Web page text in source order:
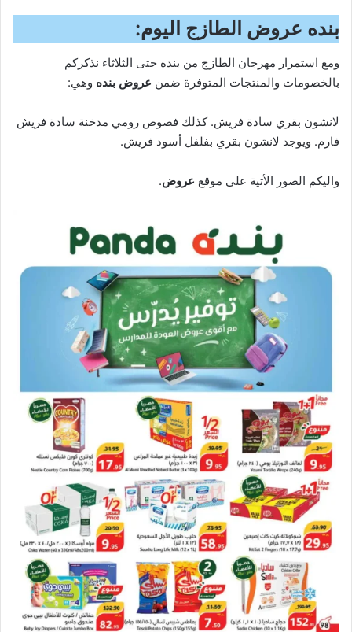
بنده عروض الطازج اليوم:
ومع استمرار مهرجان الطازج من بنده حتى الثلاثاء نذكركم
بالخصومات والمنتجات المتوفرة ضمن عروض بنده وهي:
لانشون بقري سادة فريش. كذلك فصوص رومي مدخنة سادة فريش
فارم. ويوجد لانشون بقري بفلفل أسود فريش.
واليكم الصور الأتية على موقع عروض.